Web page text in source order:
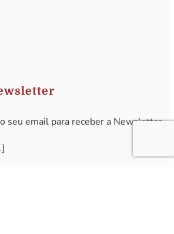
seu email para receber a Newsletter.